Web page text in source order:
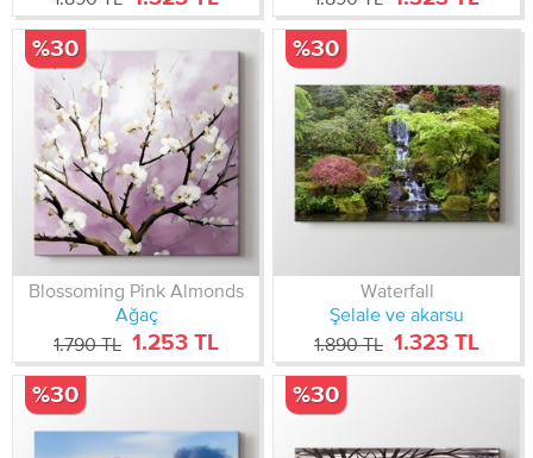
Blossoming Pink Almonds
Ağaç
1.790 TL 1.253 TL
%30
Waterfall
Şelale ve akarsu
1.890 TL 1.323 TL
%30
%30 %30